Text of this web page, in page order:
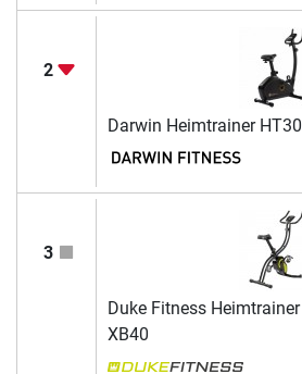
2
Darwin Heimtrainer HT30
3
Duke Fitness Heimtrainer
XB40